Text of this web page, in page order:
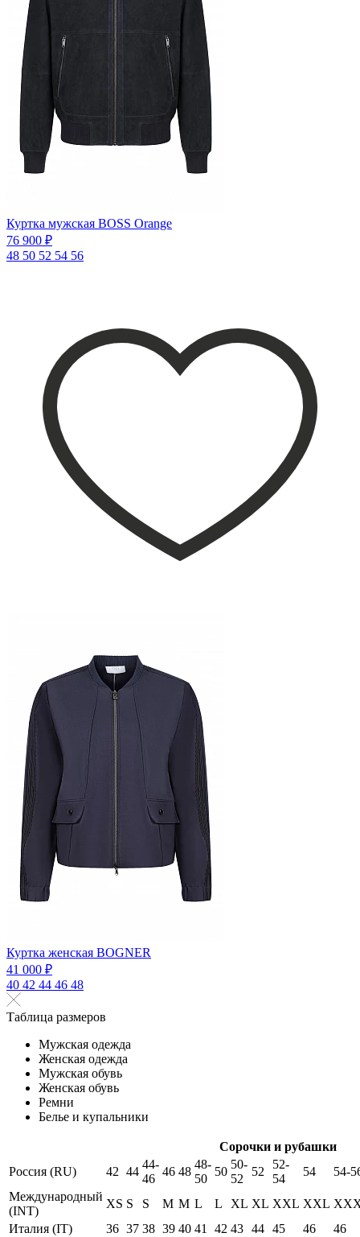
Куртка мужская BOSS Orange
76 900 ₽
48 50 52 54 56
Куртка женская BOGNER
41 000 ₽
40 42 44 46 48
Таблица размеров
Мужская одежда
Женская одежда
Мужская обувь
Женская обувь
Ремни
Белье и купальники
Сорочки и рубашки
Россия (RU)
42 44
44-
46
46 48
48-
50
50
50-
52
52
52-
54
54
54-
Международный
(INT)
XS S S M M L L XL XL XXL XXL
Италия (IT)
36 37 38 39 40 41 42 43 44 45 46
46